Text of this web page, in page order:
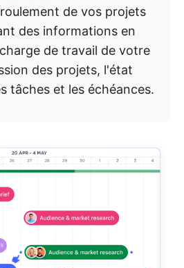
de vos projets
des informations en
de travail de votre
des projets, l'état
tâches et les échéances.